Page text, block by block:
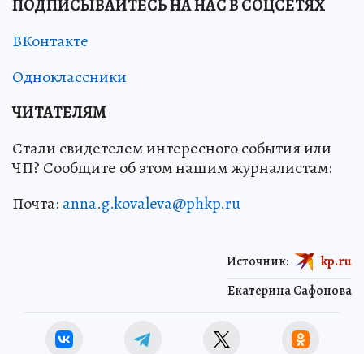
ПОДПИСЫВАЙТЕСЬ НА НАС В СОЦСЕТЯХ
ВКонтакте
Одноклассники
ЧИТАТЕЛЯМ
Стали свидетелем интересного события или
ЧП? Сообщите об этом нашим журналистам:
Почта: anna.g.kovaleva@phkp.ru
Екатерина Сафонова
Источник: kp.ru